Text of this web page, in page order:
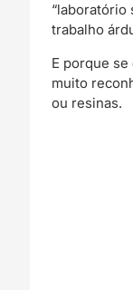
“laboratório
trabalho
E porque
muito
ou resinas.